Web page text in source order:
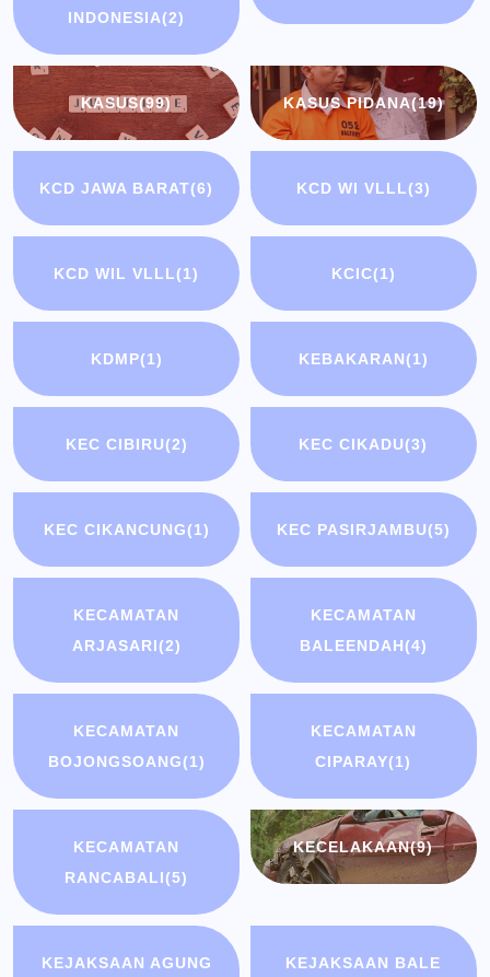
INDONESIA(2)
KASUS(99) KASUS PIDANA(19)
KCD JAWA BARAT(6) KCD WI VLLL(3)
KCD WIL VLLL(1) KCIC(1)
KDMP(1) KEBAKARAN(1)
KEC CIBIRU(2) KEC CIKADU(3)
KEC CIKANCUNG(1) KEC PASIRJAMBU(5)
KECAMATAN
ARJASARI(2)
KECAMATAN
BALEENDAH(4)
KECAMATAN
BOJONGSOANG(1)
KECAMATAN
CIPARAY(1)
KECAMATAN
RANCABALI(5)
KECELAKAAN(9)
KEJAKSAAN AGUNG
KEJAKSAAN BALE